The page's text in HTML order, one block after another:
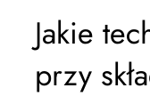
Jakie
przy